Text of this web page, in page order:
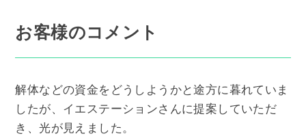
お客様のコメント
解体などの資金をどうしようかと途方に暮れていま
したが、イエステーションさんに提案していただ
き、光が見えました。